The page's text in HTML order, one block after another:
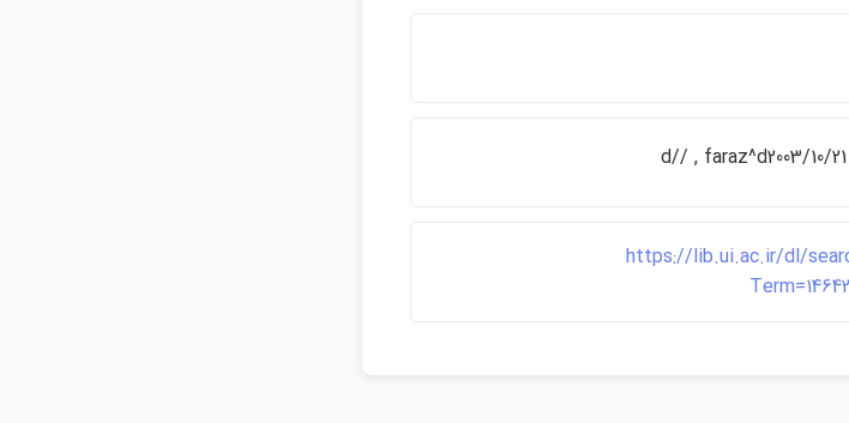
https://lib.ui.ac.ir/dl/